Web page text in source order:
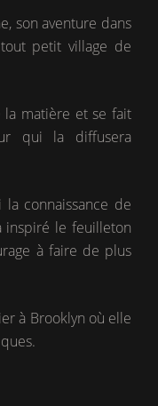
son aventure dans
petit village de
la matière et se fait
qui la diffusera
connaissance de
inspiré le feuilleton
à faire de plus
à Brooklyn où elle